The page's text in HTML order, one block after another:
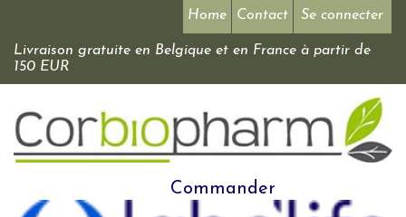
Se connecter
Home Contact
Livraison gratuite en Belgique et en France à partir de
150 EUR
Commander